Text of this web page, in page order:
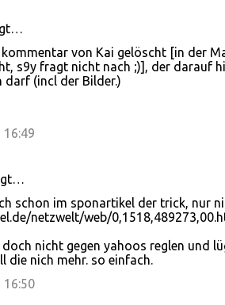
kommentar von Kai gelöscht [in der
s9y fragt nicht nach ;)], der darauf
darf (incl der Bilder.)
16:49
schon im sponartikel der trick, nur
netzwelt/web/
nicht gegen yahoos reglen und
die nich mehr. so einfach.
16:50